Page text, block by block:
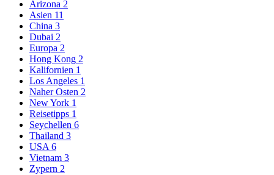
Arizona 2
Asien 11
China 3
Dubai 2
Europa 2
Hong Kong 2
Kalifornien 1
Los Angeles 1
Naher Osten 2
New York 1
Reisetipps 1
Seychellen 6
Thailand 3
USA 6
Vietnam 3
Zypern 2